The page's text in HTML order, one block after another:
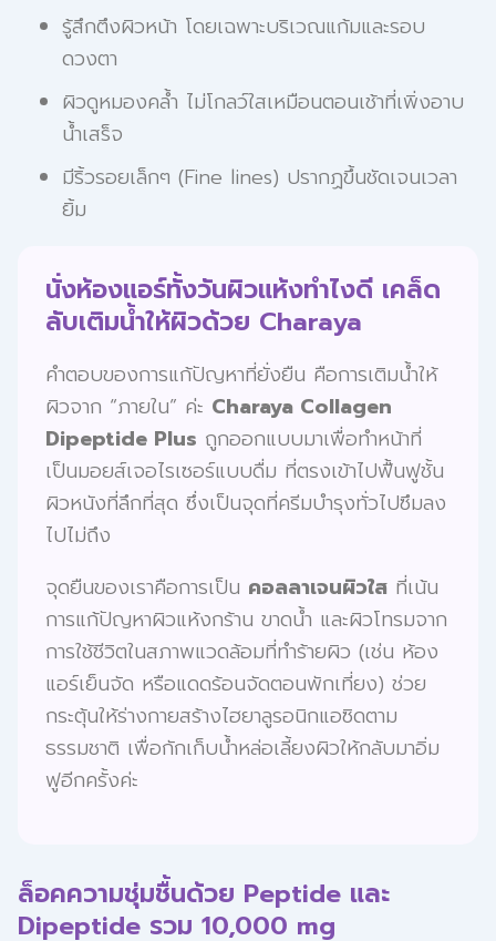
รู้สึกตึงผิวหน้า โดยเฉพาะบริเวณแก้มและรอบ
ดวงตา
ผิวดูหมองคล้ำ ไม่โกลว์ใสเหมือนตอนเช้าที่เพิ่งอาบ
น้ำเสร็จ
มีริ้วรอยเล็กๆ (Fine lines) ปรากฏขึ้นชัดเจนเวลา
ยิ้ม
นั่งห้องแอร์ทั้งวันผิวแห้งทำไงดี เคล็ด
ลับเติมน้ำให้ผิวด้วย Charaya
คำตอบของการแก้ปัญหาที่ยั่งยืน คือการเติมน้ำให้
ผิวจาก “ภายใน” ค่ะ Charaya Collagen
Dipeptide Plus ถูกออกแบบมาเพื่อทำหน้าที่
เป็นมอยส์เจอไรเซอร์แบบดื่ม ที่ตรงเข้าไปฟื้นฟูชั้น
ผิวหนังที่ลึกที่สุด ซึ่งเป็นจุดที่ครีมบำรุงทั่วไปซึมลง
ไปไม่ถึง
จุดยืนของเราคือการเป็น คอลลาเจนผิวใสที่เน้น
การแก้ปัญหาผิวแห้งกร้าน ขาดน้ำ และผิวโทรมจาก
การใช้ชีวิตในสภาพแวดล้อมที่ทำร้ายผิว (เช่น ห้อง
แอร์เย็นจัด หรือแดดร้อนจัดตอนพักเที่ยง) ช่วย
กระตุ้นให้ร่างกายสร้างไฮยาลูรอนิกแอซิดตาม
ธรรมชาติ เพื่อกักเก็บน้ำหล่อเลี้ยงผิวให้กลับมาอิ่ม
ฟูอีกครั้งค่ะ
ล็อคความชุ่มชื้นด้วย Peptide และ
Dipeptide รวม 10,000 mg